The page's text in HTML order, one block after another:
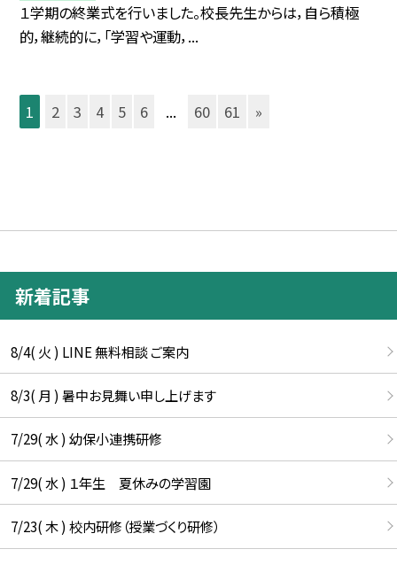
１学期の終業式を行いました。校長先生からは，自ら積極
的，継続的に，「学習や運動，...
1 2 3 4 5 6 ... 60 61 »
新着記事
8/4( 火 ) LINE 無料相談 ご案内
8/3( 月 ) 暑中お見舞い申し上げます
7/29( 水 ) 幼保小連携研修
7/29( 水 ) １年生 夏休みの学習園
7/23( 木 ) 校内研修（授業づくり研修）